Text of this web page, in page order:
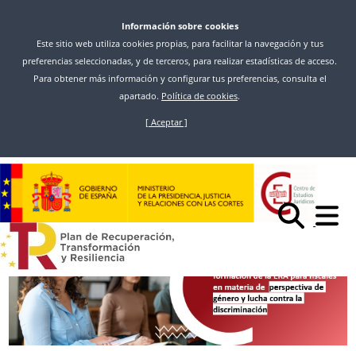
main
Información sobre cookies
Este sitio web utiliza cookies propias, para facilitar la navegación y tus
preferencias seleccionadas, y de terceros, para realizar estadísticas de acceso.
Para obtener más información y configurar tus preferencias, consulta el
apartado. Política de cookies.
[ Aceptar ]
CONVOCADAS PLAZAS PARA ASISTIR A VARIOS SEMINARIOS DE LA ERA
EN MATERIA DE PERSPECTIVA DE GÉNERO Y LUCHA CONTRA LA
DISCRIMINACIÓN DIRIGIDAS A LA CARRERA FISCAL